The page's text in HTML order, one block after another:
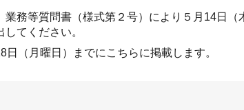
務等質問書（様式第２号）により５月14日
てください。
（月曜日）までにこちらに掲載します。